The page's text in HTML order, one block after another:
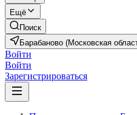
Ещё
Поиск
Барабаново (Московская
Войти
Войти
Зарегистрироваться